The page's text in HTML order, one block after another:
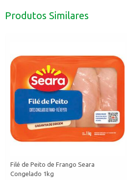
Produtos Similares
Filé de Peito de Frango Seara
Congelado 1kg